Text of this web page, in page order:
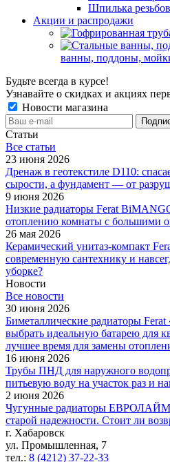
Шпилька
Акции и распродажи
ванны, поддоны,
Будьте всегда в курсе!
Узнавайте о скидках и акциях
Новости магазина
Статьи
Все cтатьи
23 июня 2026
Дренаж в геотекстиле D110:
сырости, а фундамент — от
9 июня 2026
Низкие радиаторы Ferat
отоплению комнаты с большими
26 мая 2026
Керамический унитаз-компакт
современную сантехнику и
уборке?
Новости
Все новости
30 июня 2026
Биметаллические радиаторы
выбрать идеальную батарею для
лучшее время для замены
16 июня 2026
Трубы ПНД для наружного
питьевую воду на участок раз и
2 июня 2026
Чугунные радиаторы ЕВРОЛАЙМ
старой надежности. Стоит ли
г. Хабаровск
ул. Промышленная, 7
тел.: 8 (4212) 37-22-33